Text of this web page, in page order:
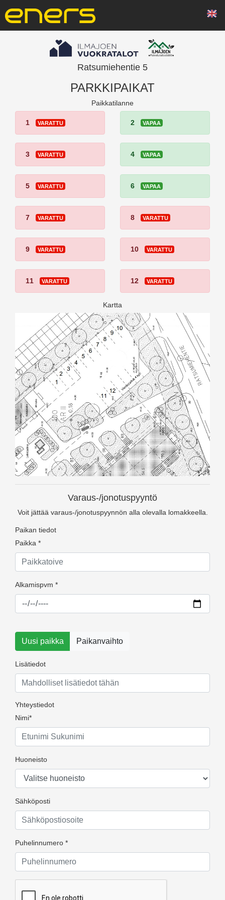
Ratsumiehentie 5
PARKKIPAIKAT
Paikkatilanne
1 VARATTU 2 VAPAA
3 VARATTU 4 VAPAA
5 VARATTU 6 VAPAA
7 VARATTU 8 VARATTU
9 VARATTU 10 VARATTU
11 VARATTU 12 VARATTU
Kartta
Varaus-/jonotuspyyntö
Voit jättää varaus-/jonotuspyynnön alla olevalla lomakkeella.
Paikan tiedot
Paikka *
Alkamispvm *
Uusi paikka Paikanvaihto
Lisätiedot
Yhteystiedot
Nimi*
Huoneisto
Sähköposti
Puhelinnumero *